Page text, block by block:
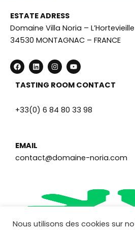
ESTATE ADRESS
Domaine Villa Noria – L’Hortevieille
34530 MONTAGNAC – FRANCE
F
a
c
e
b
o
k
L
i
n
k
e
i
n
I
n
s
t
a
a
Y
o
u
t
u
e
TASTING ROOM CONTACT
+33(0) 6 84 80 33 98
EMAIL
contact@domaine-noria.com
Nous utilisons des cookies sur